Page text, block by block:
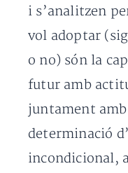
i s’analitzen
vol adoptar
o no) són la
futur amb
juntament
determinació
incondicional,